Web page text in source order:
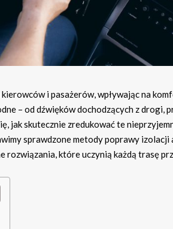
i pasażerów, wpływając na
– od dźwięków dochodzących z drogi,
jak skutecznie zredukować te
sprawdzone metody poprawy izolacji
rozwiązania, które uczynią każdą trasę